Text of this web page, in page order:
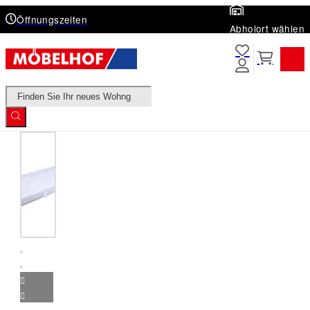
Öffnungszeiten
Abholort wählen
Products
search